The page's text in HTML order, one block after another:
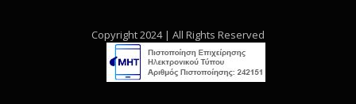
Copyright 2024 | All Rights Reserved